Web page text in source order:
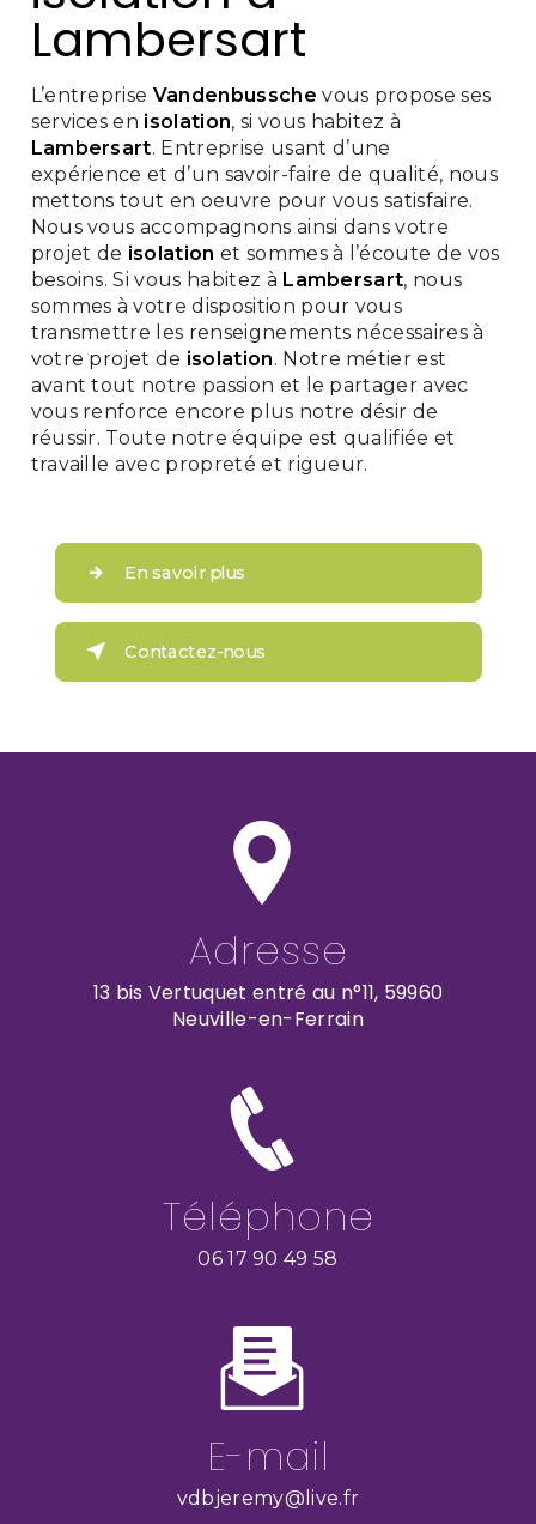
Lambersart
L’entreprise Vandenbussche vous propose ses
services en isolation, si vous habitez à
Lambersart. Entreprise usant d’une
expérience et d’un savoir-faire de qualité, nous
mettons tout en oeuvre pour vous satisfaire.
Nous vous accompagnons ainsi dans votre
projet de isolation et sommes à l’écoute de vos
besoins. Si vous habitez à Lambersart, nous
sommes à votre disposition pour vous
transmettre les renseignements nécessaires à
votre projet de isolation. Notre métier est
avant tout notre passion et le partager avec
vous renforce encore plus notre désir de
réussir. Toute notre équipe est qualifiée et
travaille avec propreté et rigueur.
En savoir plus
Contactez-nous
Adresse
13 bis Vertuquet entré au n°11, 59960
Neuville-en-Ferrain
Téléphone
06 17 90 49 58
E-mail
vdbjeremy@live.fr